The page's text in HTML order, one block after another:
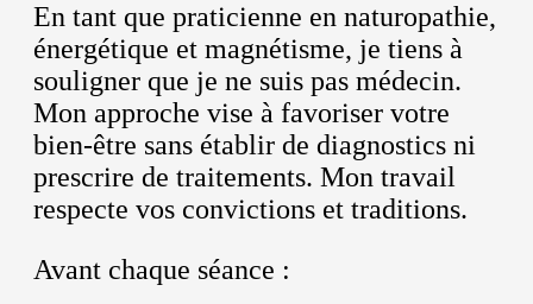
En tant que praticienne en naturopathie,
énergétique et magnétisme, je tiens à
souligner que je ne suis pas médecin.
Mon approche vise à favoriser votre
bien-être sans établir de diagnostics ni
prescrire de traitements. Mon travail
respecte vos convictions et traditions.
Avant chaque séance :